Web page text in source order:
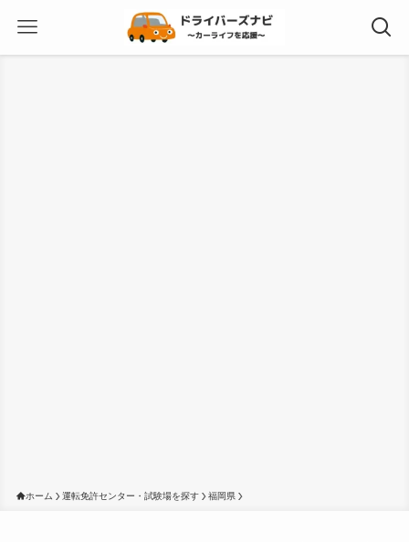
ホーム 運転免許センター・試験場を探す 福岡県